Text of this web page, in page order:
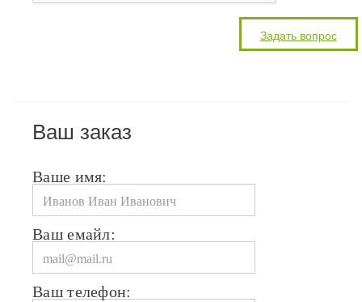
Ваш заказ
Ваше имя:
Ваш емайл:
Ваш телефон: